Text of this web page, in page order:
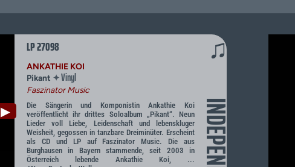
▶
LP 27098 ♫
ANKATHIE KOI
Pikant ✦Vinyl
Faszinator Music
Die Sängerin und Komponistin Ankathie Koi
veröffentlicht ihr drittes Soloalbum „Pikant“. Neun
Lieder voll Liebe, Leidenschaft und lebenskluger
Weisheit, gegossen in tanzbare Dreiminüter. Erscheint
als CD und LP auf Faszinator Music. Die aus
Burghausen in Bayern stammende, seit 2003 in
Österreich lebende Ankathie Koi, ...